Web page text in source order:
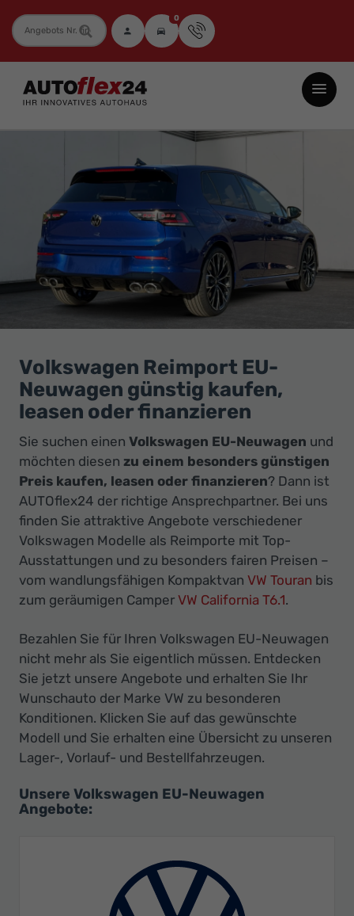
Fahrzeugnummer 0
Autoflex24
GmbH
-
Neuwagen
Jahreswagen
und
Gebrauchtwagen
Top-
Preisen
Ihr
Innovatives
Autohaus
Volkswagen Reimport EU-
Neuwagen günstig kaufen,
leasen oder finanzieren
Sie suchen einen Volkswagen EU-Neuwagen und
möchten diesen zu einem besonders günstigen
Preis kaufen, leasen oder finanzieren? Dann ist
AUTOflex24 der richtige Ansprechpartner. Bei uns
finden Sie attraktive Angebote verschiedener
Volkswagen Modelle als Reimporte mit Top-
Ausstattungen und zu besonders fairen Preisen –
vom wandlungsfähigen Kompaktvan VW Touran bis
zum geräumigen Camper VW California T6.1.
Bezahlen Sie für Ihren Volkswagen EU-Neuwagen
nicht mehr als Sie eigentlich müssen. Entdecken
Sie jetzt unsere Angebote und erhalten Sie Ihr
Wunschauto der Marke VW zu besonderen
Konditionen. Klicken Sie auf das gewünschte
Modell und Sie erhalten eine Übersicht zu unseren
Lager-, Vorlauf- und Bestellfahrzeugen.
Unsere Volkswagen EU-Neuwagen
Angebote: